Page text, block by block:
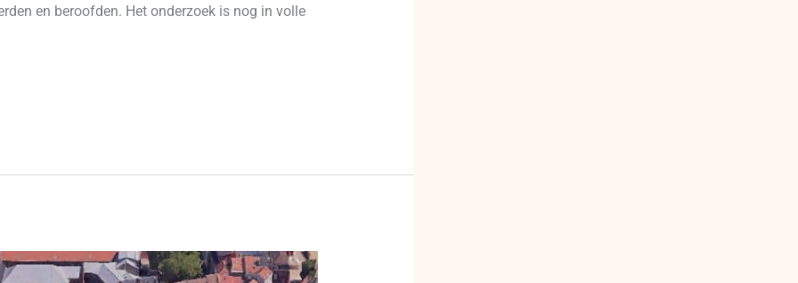
en beroofden. Het onderzoek is nog in volle